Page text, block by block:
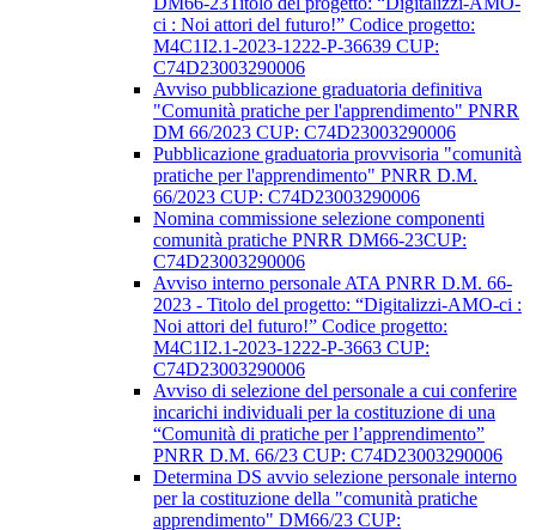
ci : Noi attori del futuro!” Codice progetto:
M4C1I2.1-2023-1222-P-36639 CUP:
C74D23003290006
Avviso pubblicazione graduatoria definitiva
"Comunità pratiche per l'apprendimento" PNRR
DM 66/2023 CUP: C74D23003290006
Pubblicazione graduatoria provvisoria "comunità
pratiche per l'apprendimento" PNRR D.M.
66/2023 CUP: C74D23003290006
Nomina commissione selezione componenti
comunità pratiche PNRR DM66-23CUP:
C74D23003290006
Avviso interno personale ATA PNRR D.M. 66-
2023 - Titolo del progetto: “Digitalizzi-AMO-ci :
Noi attori del futuro!” Codice progetto:
M4C1I2.1-2023-1222-P-3663 CUP:
C74D23003290006
Avviso di selezione del personale a cui conferire
incarichi individuali per la costituzione di una
“Comunità di pratiche per l’apprendimento”
PNRR D.M. 66/23 CUP: C74D23003290006
Determina DS avvio selezione personale interno
per la costituzione della "comunità pratiche
apprendimento" DM66/23 CUP: